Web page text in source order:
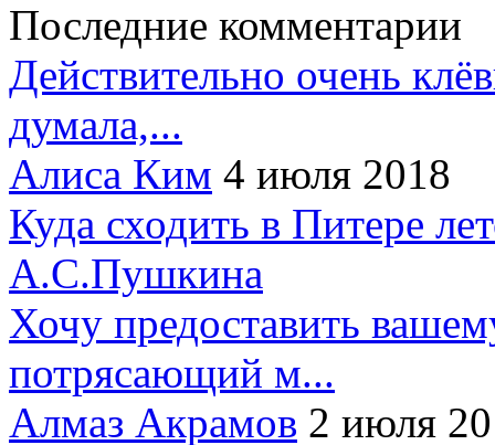
Последние комментарии
Действительно очень
думала,...
Алиса Ким 4 июля 2018
Куда сходить в Питере
А.С.Пушкина
Хочу предоставить
потрясающий м...
Алмаз Акрамов 2 июля